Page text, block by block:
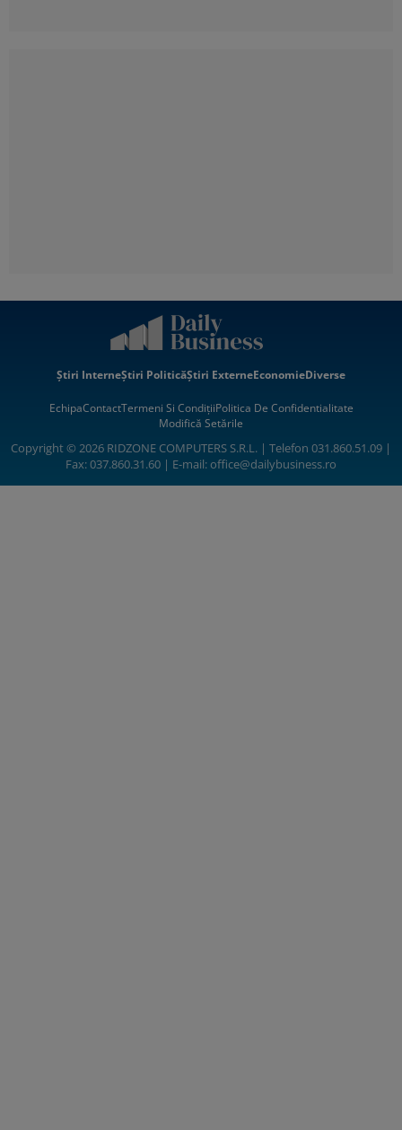
Știri InterneȘtiri PoliticăȘtiri ExterneEconomieDiverse
EchipaContactTermeni Si CondițiiPolitica De Confidentialitate
Modifică Setările
Copyright © 2026 RIDZONE COMPUTERS S.R.L. | Telefon 031.860.51.09 |
Fax: 037.860.31.60 | E-mail:office@dailybusiness.ro